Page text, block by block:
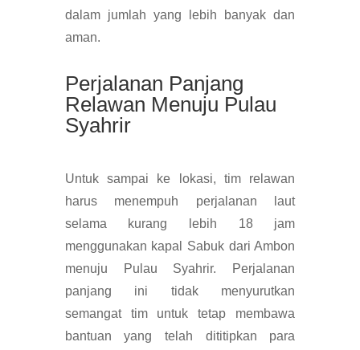
dalam jumlah yang lebih banyak dan
aman.
Perjalanan Panjang
Relawan Menuju Pulau
Syahrir
Untuk sampai ke lokasi, tim relawan
harus menempuh perjalanan laut
selama kurang lebih 18 jam
menggunakan kapal Sabuk dari Ambon
menuju Pulau Syahrir. Perjalanan
panjang ini tidak menyurutkan
semangat tim untuk tetap membawa
bantuan yang telah dititipkan para